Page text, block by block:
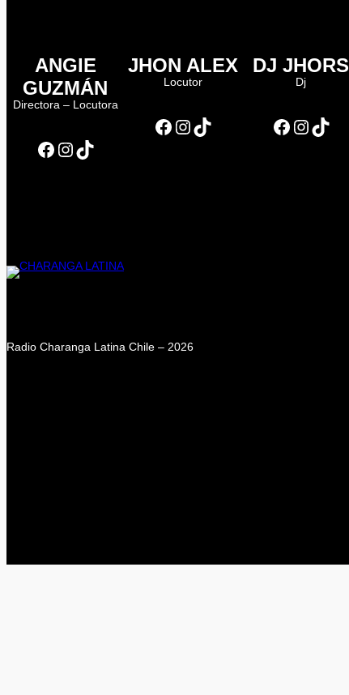
ANGIE
GUZMÁN
Directora – Locutora
Facebook Instagram TikTok
JHON ALEX
Locutor
Facebook Instagram TikTok
DJ JHORS
Dj
Facebook Instagram TikTok
Radio Charanga Latina Chile – 2026